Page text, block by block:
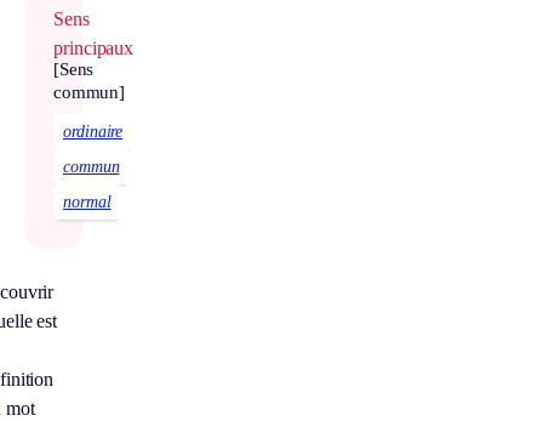
Sens
principaux
[Sens
commun]
ordinaire
commun
normal
est
mot